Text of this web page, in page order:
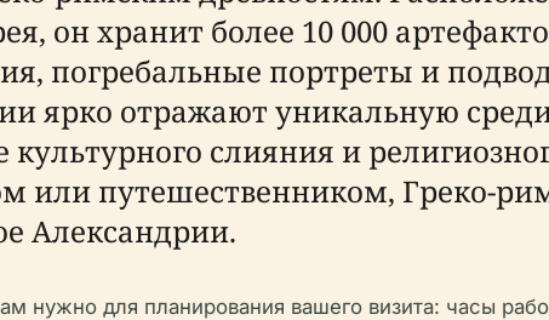
он хранит более 10 000
погребальные портреты и
ярко отражают уникальную
слияния и
или путешественником, Греко-
Александрии.
нужно для планирования вашего визита: часы